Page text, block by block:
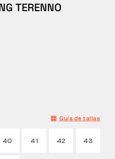
TERENNO
Guía de tallas
40 41 42 43